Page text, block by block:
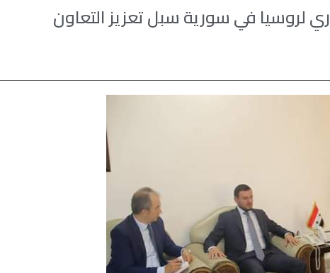
في سورية سبل تعزيز التعاون